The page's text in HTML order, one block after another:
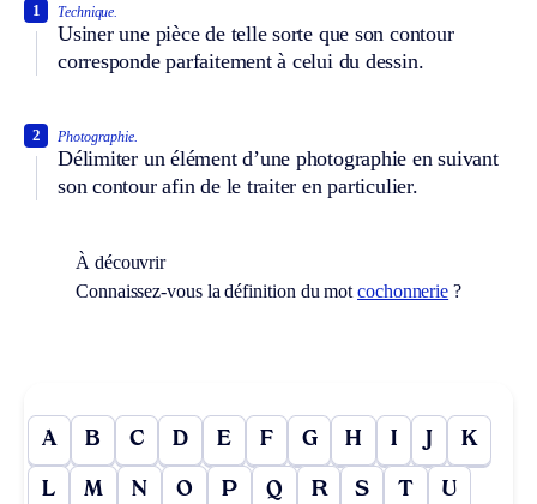
Technique.
Usiner une pièce de telle sorte que son contour
corresponde parfaitement à celui du dessin.
1
Photographie.
Délimiter un élément d’une photographie en suivant
son contour afin de le traiter en particulier.
2
À découvrir
Connaissez-vous la définition du motcochonnerie ?
A B C D E F G H I J K
L M N O P Q R S T U